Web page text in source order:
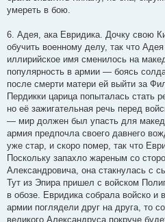
умереть в бою.
6. Адея, ака Евридика. Дочку свою
обучить военному делу, так что
иллирийское имя сменилось на
популярность в армии — боясь
после смерти матери ей выйти за
Пердикки царица попыталась стать
но её зажигательная речь перед
— мир должен был упасть для
армия предпочла своего давнего
уже стар, и скоро помер, так что
Поскольку запахло жареным со
Александровича, она стакнулась с
Тут из Эпира пришел с войском
в обозе. Евридика собрала войско и
армии поглядели друг на друга, то
великого Александруса покруче